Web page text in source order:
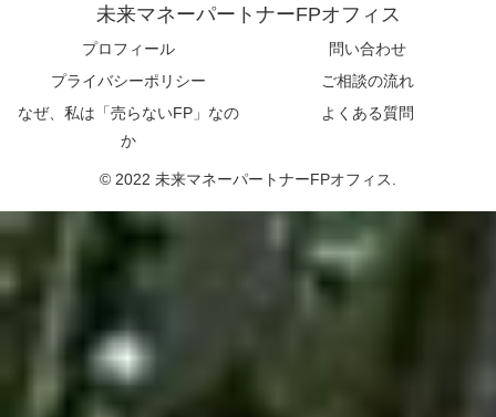
未来マネーパートナーFPオフィス
プロフィール
問い合わせ
プライバシーポリシー
ご相談の流れ
なぜ、私は「売らないFP」なの
か
よくある質問
© 2022 未来マネーパートナーFPオフィス.